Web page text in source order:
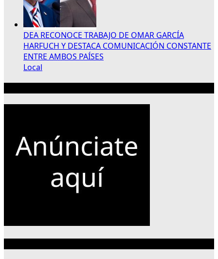
DEA RECONOCE TRABAJO DE OMAR GARCÍA
HARFUCH Y DESTACA COMUNICACIÓN CONSTANTE
ENTRE AMBOS PAÍSES
Local